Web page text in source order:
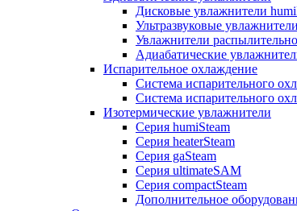
Дисковые увлажнители
Ультразвуковые
Увлажнители
Адиабатические
Испарительное охлаждение
Система испарительного
Система испарительного
Изотермические увлажнители
Серия humiSteam
Серия heaterSteam
Серия gaSteam
Серия ultimateSAM
Серия compactSteam
Дополнительное